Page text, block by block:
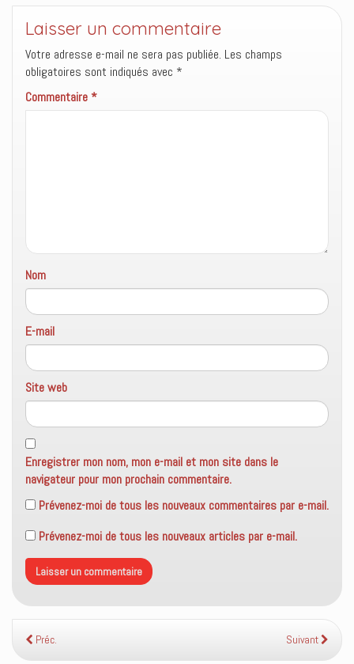
Laisser un commentaire
Votre adresse e-mail ne sera pas publiée. Les champs
obligatoires sont indiqués avec *
Commentaire*
Nom
E-mail
Site web
Enregistrer mon nom, mon e-mail et mon site dans le
navigateur pour mon prochain commentaire.
Prévenez-moi de tous les nouveaux commentaires par e-mail.
Prévenez-moi de tous les nouveaux articles par e-mail.
Préc. Suivant